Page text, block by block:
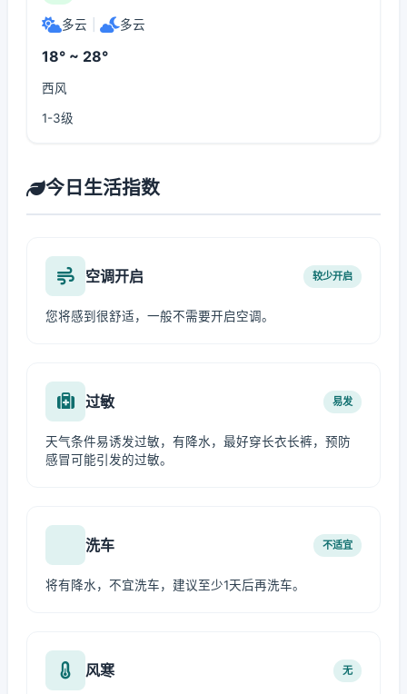
多云 多云
18° ~ 28°
西风
1-3级
今日生活指数
空调开启 较少开启
您将感到很舒适，一般不需要开启空调。
过敏 易发
天气条件易诱发过敏，有降水，最好穿长衣长裤，预防
感冒可能引发的过敏。
洗车 不适宜
将有降水，不宜洗车，建议至少1天后再洗车。
风寒 无